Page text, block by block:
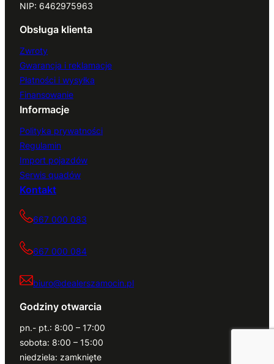
NIP: 6462975963
Obsługa klienta
Zwroty
Gwarancja i reklamacje
Płatności i wysyłka
Finansowanie
Informacje
Polityka prywatności
Regulamin
Import pojazdów
Serwis quadów
Kontakt
667 000 083
667 000 084
biuro@dealerszamocin.pl
Godziny otwarcia
pn.- pt.: 8:00 – 17:00
sobota: 8:00 – 15:00
niedziela: zamknięte